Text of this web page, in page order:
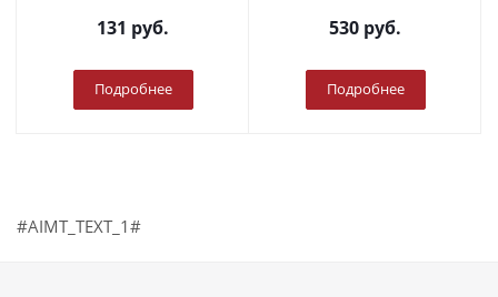
131 руб.
Подробнее
530 руб.
Подробнее
#AIMT_TEXT_1#